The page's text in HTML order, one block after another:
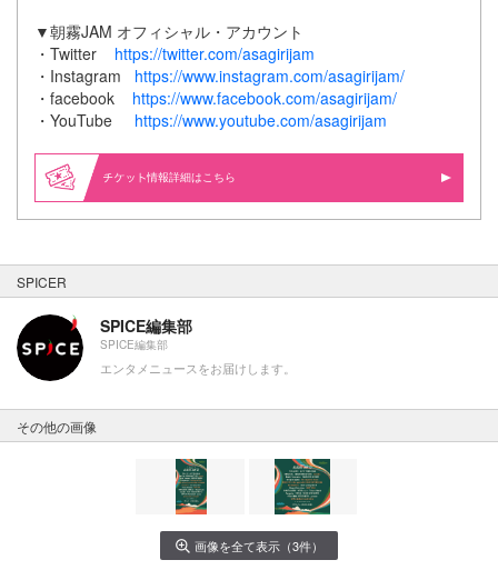
▼朝霧JAM オフィシャル・アカウント
・Twitter https://twitter.com/asagirijam
・Instagram https://www.instagram.com/asagirijam/
・facebook https://www.facebook.com/asagirijam/
・YouTube https://www.youtube.com/asagirijam
情報詳細はこちら
SPICER
SPICE編集部
SPICE編集部
エンタメニュースをお届けします。
その他の画像
画像を全て表示（3件）